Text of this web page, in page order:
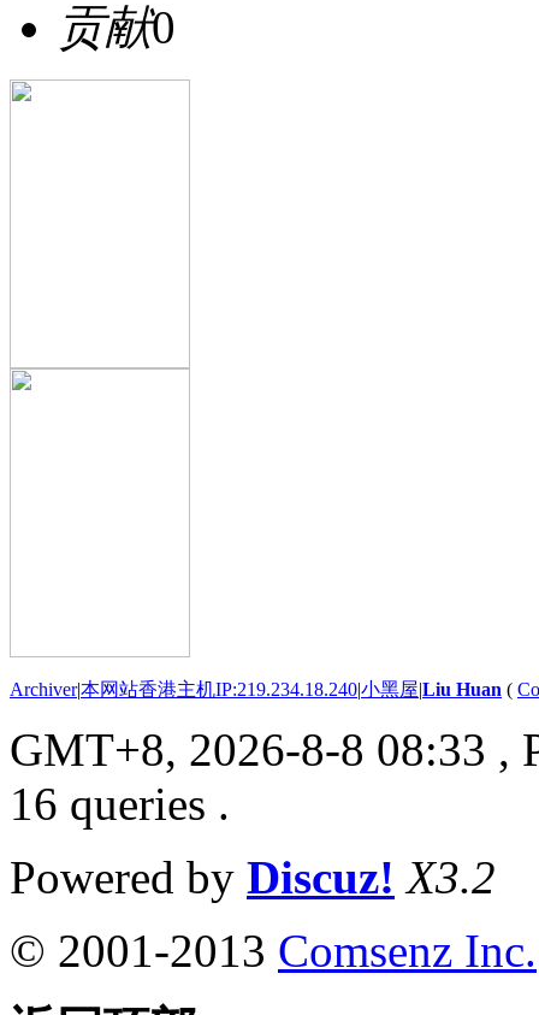
贡献0
Archiver|本网站香港主机IP:219.234.18.240|小黑屋|Liu Huan (
GMT+8, 2026-8-8 08:33 ,
16 queries .
Powered by Discuz! X3.2
© 2001-2013 Comsenz Inc.